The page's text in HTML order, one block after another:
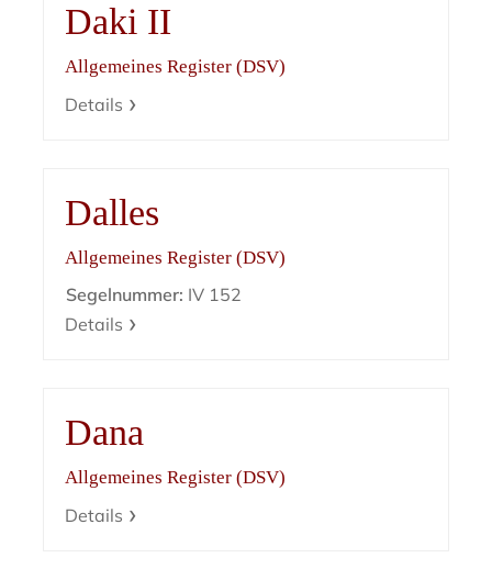
Daki II
Allgemeines Register (DSV)
Details
Dalles
Allgemeines Register (DSV)
Segelnummer: IV 152
Details
Dana
Allgemeines Register (DSV)
Details